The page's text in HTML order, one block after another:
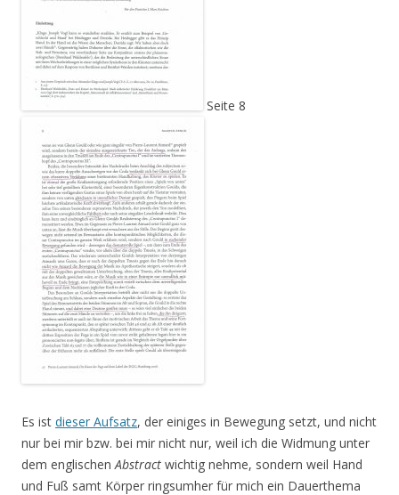
Seite 8
Es ist dieser Aufsatz, der einiges in Bewegung setzt, und nicht
nur bei mir bzw. bei mir nicht nur, weil ich die Widmung unter
dem englischenAbstract wichtig nehme, sondern weil Hand
und Fuß samt Körper ringsumher für mich ein Dauerthema